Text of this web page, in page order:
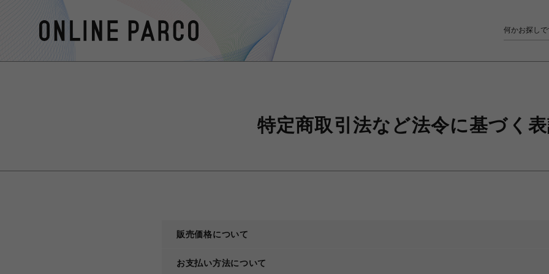
特定商取引法など法令に基づく
販売価格について
お支払い方法について